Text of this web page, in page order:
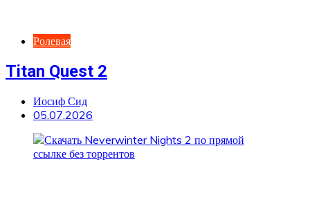
Ролевая
Titan Quest 2
Иосиф Сид
05.07.2026